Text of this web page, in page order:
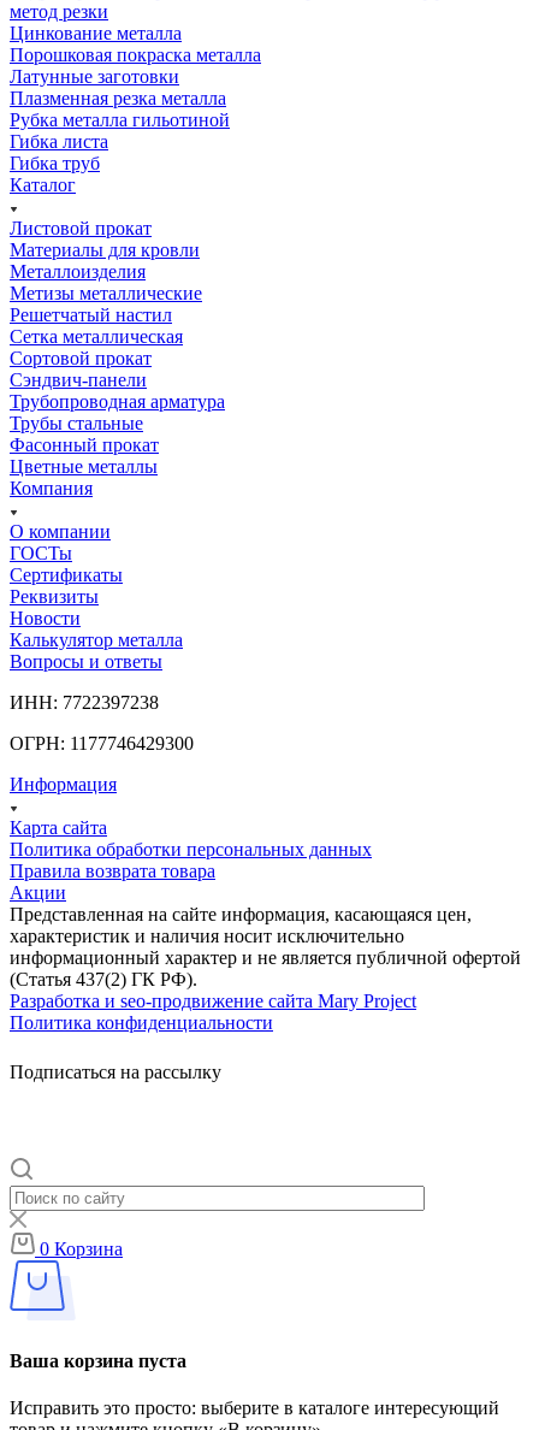
метод резки
Цинкование металла
Порошковая покраска металла
Латунные заготовки
Плазменная резка металла
Рубка металла гильотиной
Гибка листа
Гибка труб
Каталог
Листовой прокат
Материалы для кровли
Металлоизделия
Метизы металлические
Решетчатый настил
Сетка металлическая
Сортовой прокат
Сэндвич-панели
Трубопроводная арматура
Трубы стальные
Фасонный прокат
Цветные металлы
Компания
О компании
ГОСТы
Сертификаты
Реквизиты
Новости
Калькулятор металла
Вопросы и ответы
ИНН: 7722397238
ОГРН: 1177746429300
Информация
Карта сайта
Политика обработки персональных данных
Правила возврата товара
Акции
Представленная на сайте информация, касающаяся цен,
характеристик и наличия носит исключительно
информационный характер и не является публичной офертой
(Статья 437(2) ГК РФ).
Разработка и seo-продвижение сайта Mary Project
Политика конфиденциальности
Подписаться на рассылку
0 Корзина
Ваша корзина пуста
Исправить это просто: выберите в каталоге интересующий